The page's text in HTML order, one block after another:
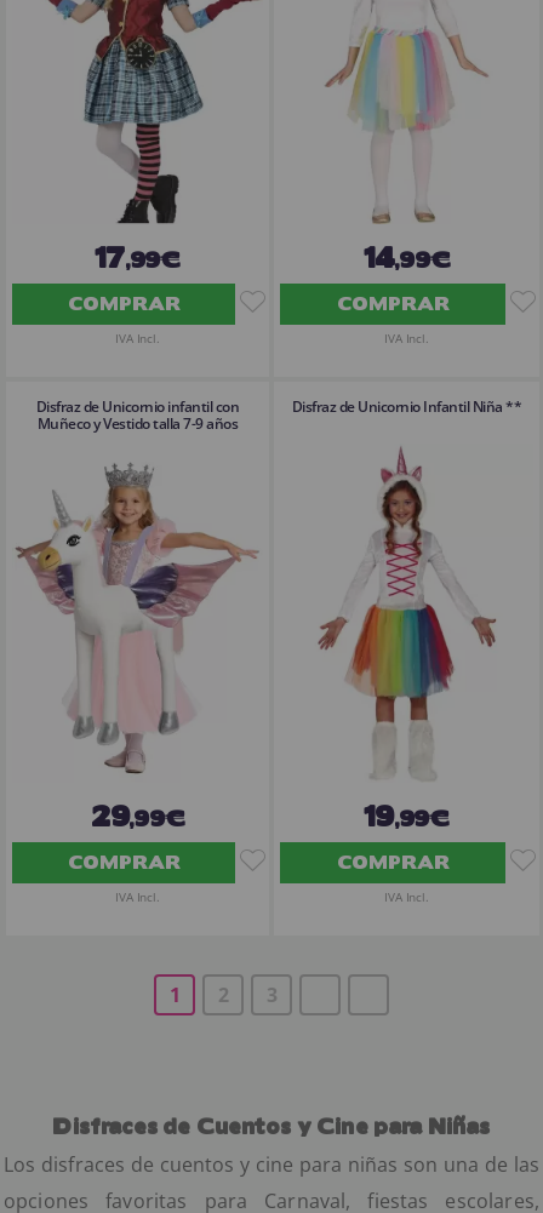
17,99€
COMPRAR
IVA Incl.
14,99€
COMPRAR
IVA Incl.
Disfraz de Unicornio infantil con
Muñeco y Vestido talla 7-9 años
29,99€
COMPRAR
IVA Incl.
Disfraz de Unicornio Infantil Niña **
19,99€
COMPRAR
IVA Incl.
1 2 3
Disfraces de Cuentos y Cine para Niñas
Los disfraces de cuentos y cine para niñas son una de las
opciones favoritas para Carnaval, fiestas escolares,